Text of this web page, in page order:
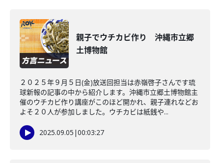
親子でウチカビ作り 沖縄市立郷
土博物館
２０２５年９月５日(金)放送回担当は赤嶺啓子さんです琉
球新報の記事の中から紹介します。沖縄市立郷土博物館主
催のウチカビ作り講座がこのほど開かれ、親子連れなどお
よそ２０人が参加しました。ウチカビは紙銭や...
2025.09.05 |00:03:27